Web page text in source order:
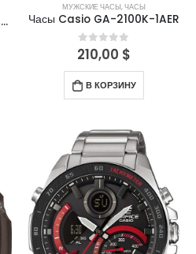
Часы Casio GA-2100K-2AER
МУЖСКИЕ ЧАСЫ,ЧАСЫ
Часы Casio GA-2100K-1AER
0out of 5
210,00 $
В КОРЗИНУ